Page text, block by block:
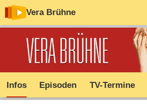
Vera Brühne
Infos Episoden TV-Termine